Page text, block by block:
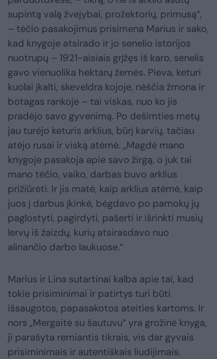
supintą valą žvejybai, prožektorių, primusą“,
– tėčio pasakojimus prisimena Marius ir sako,
kad knygoje atsirado ir jo senelio istorijos
nuotrupų – 1921-aisiais grįžęs iš karo, senelis
gavo vienuolika hektarų žemės. Pieva, keturi
kuolai įkalti, skeveldra kojoje, nėščia žmona ir
botagas rankoje – tai viskas, nuo ko jis
pradėjo savo gyvenimą. Po dešimties metų
jau turėjo keturis arklius, būrį karvių, tačiau
atėjo rusai ir viską atėmė. „Magdė mano
knygoje pasakoja apie savo žirgą, o juk tai
mano tėčio, vaiko, darbas buvo arklius
prižiūrėti. Ir jis matė, kaip arklius atėmė, kaip
juos į darbus įkinkė, bėgdavo po pamokų jų
paglostyti, pagirdyti, pašerti ir išrinkti musių
lervų iš žaizdų, kurių atsirasdavo nuo
alinančio darbo laukuose.“
Marius ir Lina sutartinai kalba apie tai, kad
tokie prisiminimai ir patirtys turi būti
išsaugotos, papasakotos ateities kartoms. Ir
nors „Mergaitė su šautuvu“ yra grožinė knyga,
ji parašyta remiantis tikrais, vis dar gyvais
prisiminimais ir autentiškais liudijimais.